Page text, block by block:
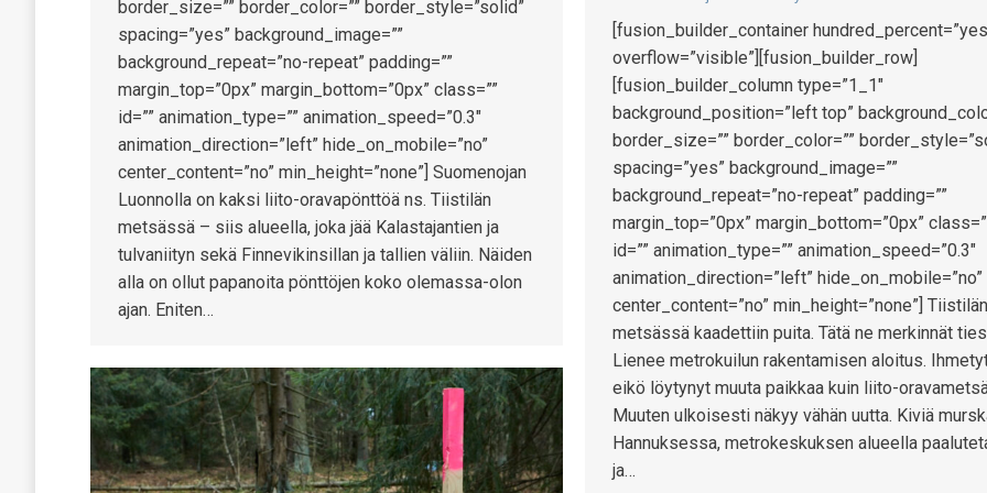
border_size=”” border_color=”” border_style=”solid”
spacing=”yes” background_image=””
background_repeat=”no-repeat” padding=””
margin_top=”0px” margin_bottom=”0px” class=””
id=”” animation_type=”” animation_speed=”0.3″
animation_direction=”left” hide_on_mobile=”no”
center_content=”no” min_height=”none”] Suomenojan
Luonnolla on kaksi liito-oravapönttöä ns. Tiistilän
metsässä – siis alueella, joka jää Kalastajantien ja
tulvaniityn sekä Finnevikinsillan ja tallien väliin. Näiden
alla on ollut papanoita pönttöjen koko olemassa-olon
ajan. Eniten…
[fusion_builder_container
overflow=”visible”][fusion_builder_row]
[fusion_builder_column type=”1_1″
background_position=”left top”
border_size=”” border_color=””
spacing=”yes” background_image=””
background_repeat=”no-repeat” padding=””
margin_top=”0px” margin_bottom=”0px”
id=”” animation_type=”” animation_speed=”0.3″
animation_direction=”left” hide_on_mobile=”no”
center_content=”no” min_height=”none”] Tiistilän
metsässä kaadettiin puita. Tätä ne merkinnät
Lienee metrokuilun rakentamisen aloitus.
eikö löytynyt muuta paikkaa kuin liito-
Muuten ulkoisesti näkyy vähän uutta. Kiviä
Hannuksessa, metrokeskuksen alueella
ja…